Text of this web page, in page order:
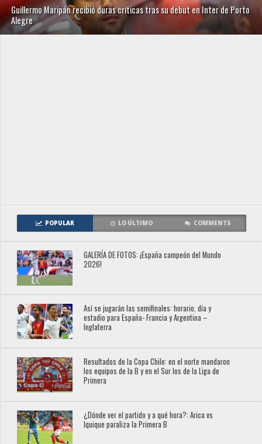
Guillermo Maripán recibió duras críticas tras su debut en Inter de Porto
Alegre
POPULAR LO ÚLTIMO COMMENTS
GALERÍA DE FOTOS: ¡España campeón del Mundo
2026!
Así se jugarán las semifinales: horario, día y
estadio para España- Francia y Argentina –
Inglaterra
Resultados de la Copa Chile: en el norte mandaron
los equipos de la B y en el Sur los de la Liga de
Primera
¿Dónde ver el partido y a qué hora?: Arica vs
Iquique paraliza la Primera B